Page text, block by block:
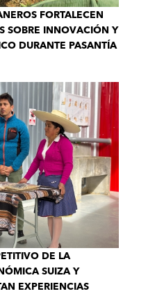
FORTALECEN
SOBRE INNOVACIÓN Y
DURANTE PASANTÍA
DE LA
SUIZA Y
EXPERIENCIAS